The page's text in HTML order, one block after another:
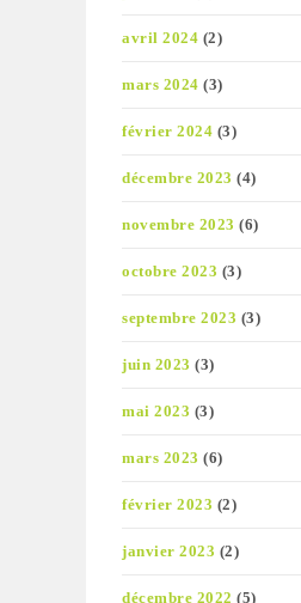
avril 2024 (2)
mars 2024 (3)
février 2024 (3)
décembre 2023 (4)
novembre 2023 (6)
octobre 2023 (3)
septembre 2023 (3)
juin 2023 (3)
mai 2023 (3)
mars 2023 (6)
février 2023 (2)
janvier 2023 (2)
décembre 2022 (5)